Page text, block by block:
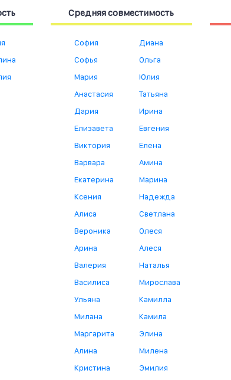
Средняя совместимость
София
Софья
Мария
Анастасия
Дария
Елизавета
Виктория
Варвара
Екатерина
Ксения
Алиса
Вероника
Арина
Валерия
Василиса
Ульяна
Милана
Маргарита
Алина
Кристина
Диана
Ольга
Юлия
Татьяна
Ирина
Евгения
Елена
Амина
Марина
Надежда
Светлана
Олеся
Алеся
Наталья
Мирослава
Камилла
Камила
Элина
Милена
Эмилия